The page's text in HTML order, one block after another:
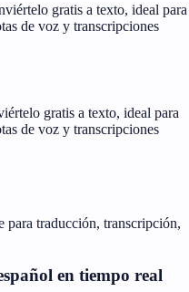
gratis a texto, ideal para
de voz y transcripciones
gratis a texto, ideal para
de voz y transcripciones
para traducción, transcripción,
en tiempo real